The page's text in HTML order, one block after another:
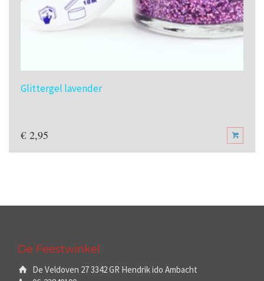
Glittergel lavender
€ 2,95
De Feestwinkel
De Veldoven 27 3342 GR Hendrik ido Ambacht